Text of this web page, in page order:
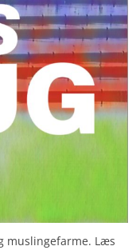
muslingefarme. Læs